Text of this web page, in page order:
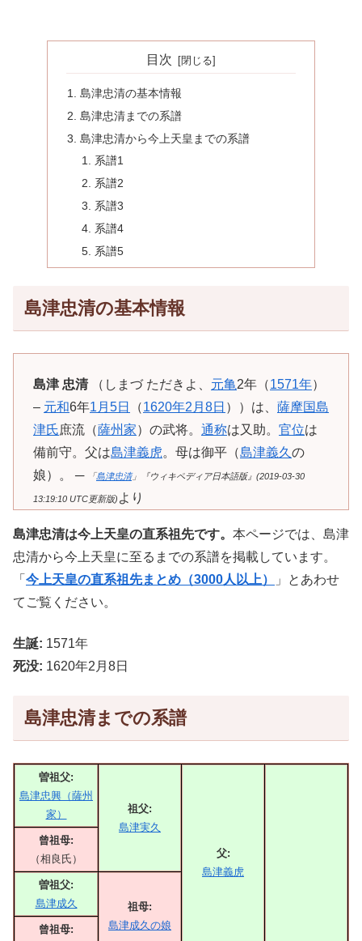
目次
島津忠清の基本情報
島津忠清までの系譜
島津忠清から今上天皇までの系譜
系譜1
系譜2
系譜3
系譜4
系譜5
島津忠清の基本情報
島津 忠清 （しまづ ただきよ、 元亀2年（1571年）
– 元和6年1月5日 （1620年2月8日 ））は、 薩摩国島
津氏庶流（薩州家）の武将。 通称は又助。 官位は
備前守。父は島津義虎。母は御平（島津義久の
娘）。 ─
「島津忠清」『ウィキペディア日本語版』(2019-03-30
13:19:10 UTC更新版) より
島津忠清は今上天皇の直系祖先です。 本ページでは、島津
忠清から今上天皇に至るまでの系譜を掲載しています。
「 今上天皇の直系祖先まとめ（3000人以上）
」とあわせ
てご覧ください。
生誕: 1571年
死没: 1620年2月8日
島津忠清までの系譜
曽祖父:
島津忠興（薩州
家）
祖父:
島津実久
父:
島津義虎
曾祖母:
（相良氏）
曽祖父:
島津成久
祖母:
島津成久の娘
曾祖母: